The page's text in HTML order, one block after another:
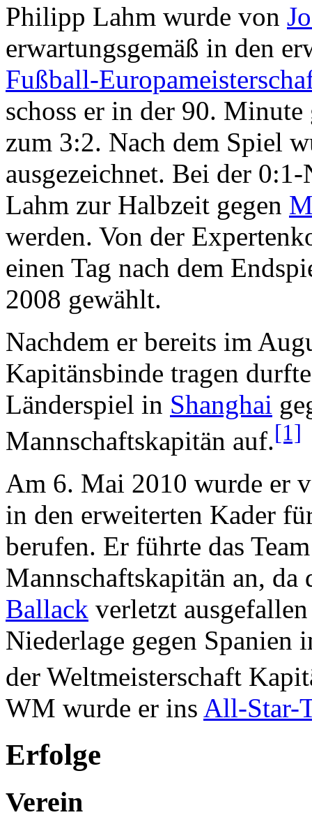
Philipp Lahm wurde von
erwartungsgemäß in den
Fußball-
schoss er in der 90.
zum 3:2. Nach dem Spiel
ausgezeichnet. Bei der
Lahm zur Halbzeit gegen
werden. Von der
einen Tag nach dem
2008 gewählt.
Nachdem er bereits im
Kapitänsbinde tragen
Länderspiel in Shanghai
Mannschaftskapitän auf.[1]
Am 6. Mai 2010 wurde er
in den erweiterten Kader
berufen. Er führte das
Mannschaftskapitän an,
Ballack verletzt
Niederlage gegen Spanien
der Weltmeisterschaft
WM wurde er ins All-Star-
Erfolge
Verein